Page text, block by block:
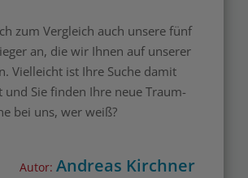
zum Vergleich auch unsere fünf
an, die wir Ihnen auf unserer
Vielleicht ist Ihre Suche damit
und Sie finden Ihre neue Traum-
bei uns, wer weiß?
Autor: Andreas Kirchner